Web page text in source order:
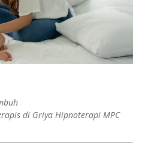
di Griya Hipnoterapi MPC